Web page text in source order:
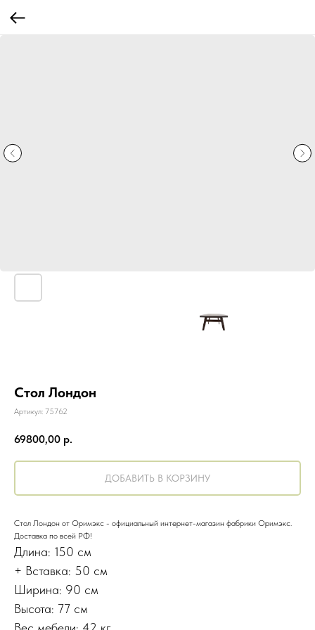
Стол Лондон
Артикул: 75762
69800,00 р.
ДОБАВИТЬ В КОРЗИНУ
Стол Лондон от Оримэкс - официальный интернет-магазин фабрики Оримэкс.
Доставка по всей РФ!
Длина: 150 см
+ Вставка: 50 см
Ширина: 90 см
Высота: 77 см